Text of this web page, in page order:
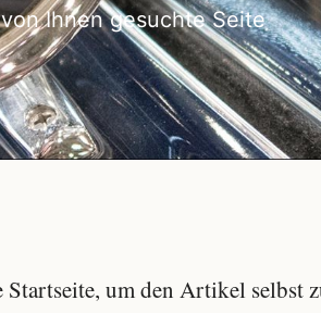
Ihnen gesuchte Seite
Startseite, um den Artikel selbst